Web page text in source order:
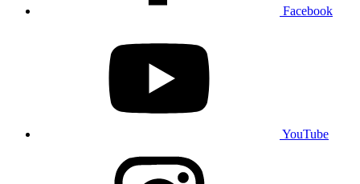
Facebook
YouTube